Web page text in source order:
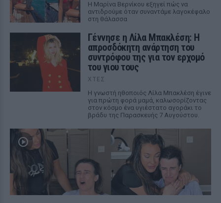
Η Μαρίνα Βερνίκου εξηγεί πώς να
αντιδρούμε όταν συναντάμε λαγοκέφαλο
στη θάλασσα
Γέννησε η Λίλα Μπακλέση: Η
απροσδόκητη ανάρτηση του
συντρόφου της για τον ερχομό
του γιου τους
ΧΤΕΣ
Η γνωστή ηθοποιός Λίλα Μπακλέση έγινε
για πρώτη φορά μαμά, καλωσορίζοντας
στον κόσμο ένα υγιέστατο αγοράκι το
βράδυ της Παρασκευής 7 Αυγούστου.